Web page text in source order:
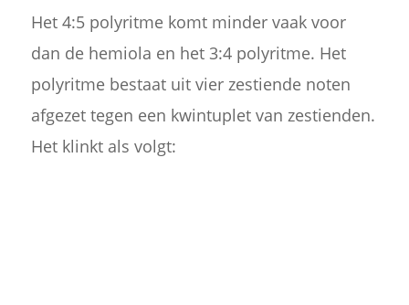
Het 4:5 polyritme komt minder vaak voor
dan de hemiola en het 3:4 polyritme. Het
polyritme bestaat uit vier zestiende noten
afgezet tegen een kwintuplet van zestienden.
Het klinkt als volgt: